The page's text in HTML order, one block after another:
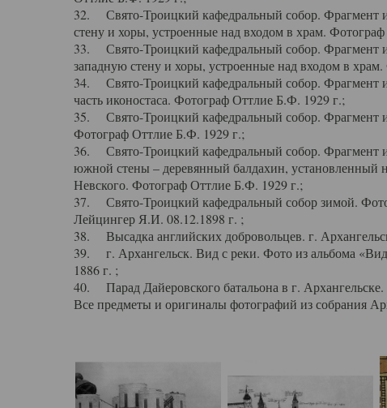
32. Свято-Троицкий кафедральный собор. Фрагмент
стену и хоры, устроенные над входом в храм.
33. Свято-Троицкий кафедральный собор. Фрагмент
западную стену и хоры, устроенные над входом в
34. Свято-Троицкий кафедральный собор. Фрагмент
часть иконостаса. Фотограф Оттлие Б.Ф. 1929 г.;
35. Свято-Троицкий кафедральный собор. Фрагмент
Фотограф Оттлие Б.Ф. 1929 г.;
36. Свято-Троицкий кафедральный собор. Фрагмент
южной стены – деревянный балдахин, установленный
Невского. Фотограф Оттлие Б.Ф. 1929 г.;
37. Свято-Троицкий кафедральный собор зимой.
Лейцингер Я.И. 08.12.1898 г. ;
38. Высадка английских добровольцев. г.
39. г. Архангельск. Вид с реки. Фото из альбома
1886 г. ;
40. Парад Дайеровского батальона в г.
Все предметы и оригиналы фотографий из собрания